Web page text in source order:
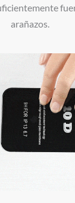
arañazos.